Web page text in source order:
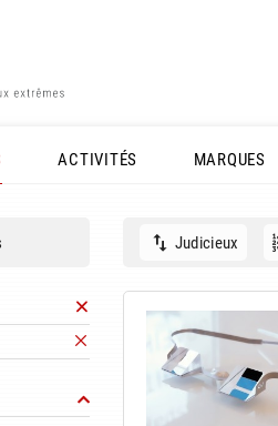
ACTIVITÉS MARQUES
Judicieux